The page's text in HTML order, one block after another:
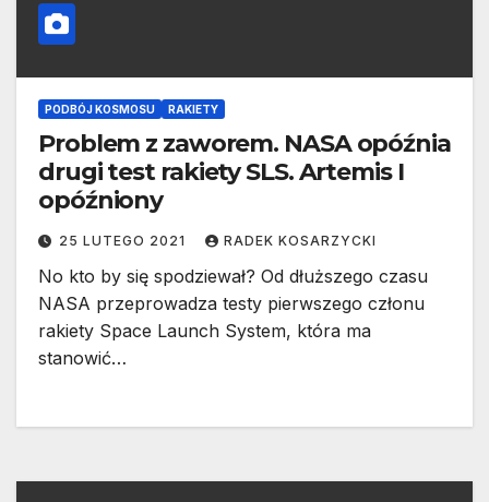
PODBÓJ KOSMOSU RAKIETY
Problem z zaworem. NASA opóźnia
drugi test rakiety SLS. Artemis I
opóźniony
25 LUTEGO 2021 RADEK KOSARZYCKI
No kto by się spodziewał? Od dłuższego czasu
NASA przeprowadza testy pierwszego członu
rakiety Space Launch System, która ma
stanowić…